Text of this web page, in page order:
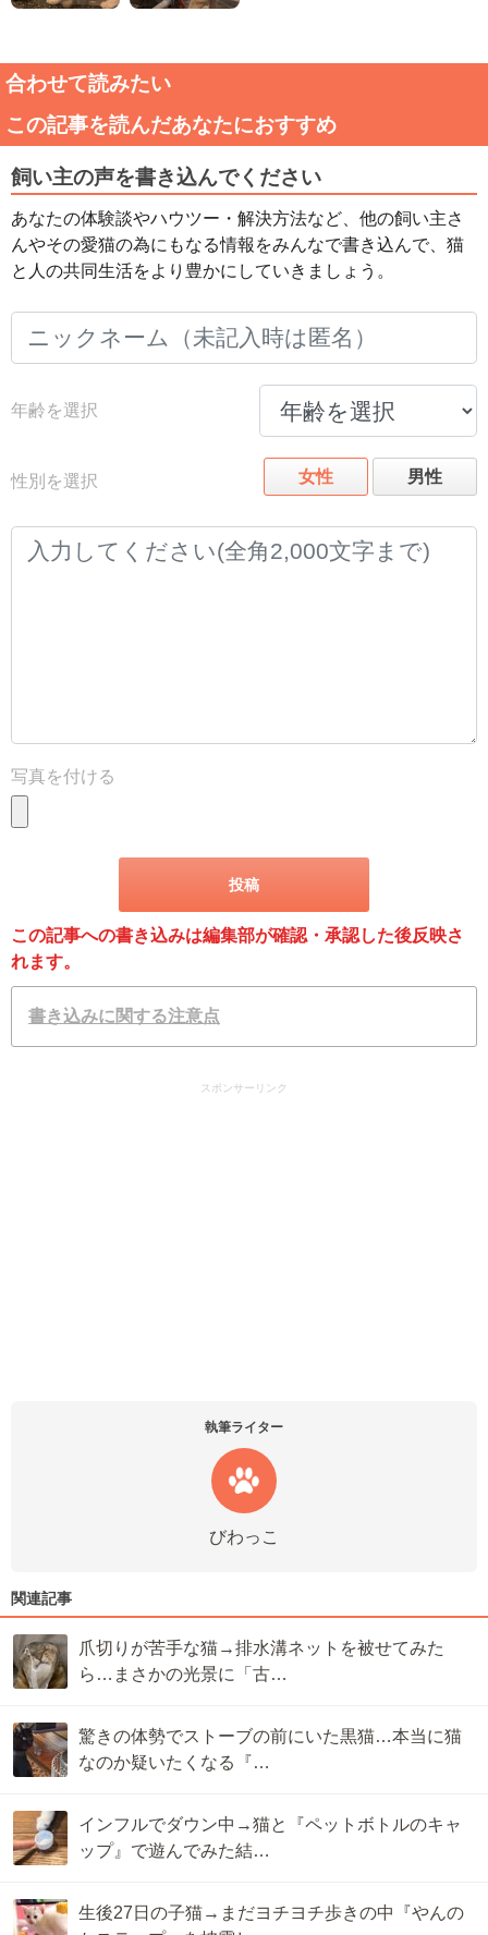
合わせて読みたい
この記事を読んだあなたにおすすめ
飼い主の声を書き込んでください
あなたの体験談やハウツー・解決方法など、他の飼い主さ
んやその愛猫の為にもなる情報をみんなで書き込んで、猫
と人の共同生活をより豊かにしていきましょう。
年齢を選択
性別を選択 女性 男性
写真を付ける
この記事への書き込みは編集部が確認・承認した後反映さ
れます。
書き込みに関する注意点
スポンサーリンク
執筆ライター
びわっこ
関連記事
爪切りが苦手な猫→排水溝ネットを被せてみた
ら…まさかの光景に「古…
驚きの体勢でストーブの前にいた黒猫…本当に猫
なのか疑いたくなる『…
インフルでダウン中→猫と『ペットボトルのキャ
ップ』で遊んでみた結…
生後27日の子猫→まだヨチヨチ歩きの中『やんの